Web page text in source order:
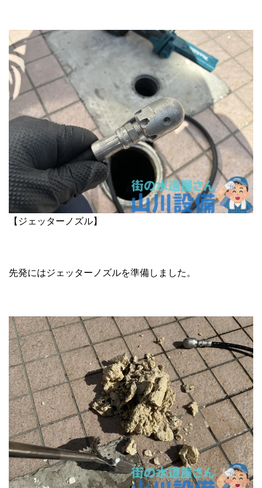
【ジェッターノズル】
先発にはジェッターノズルを準備しました。